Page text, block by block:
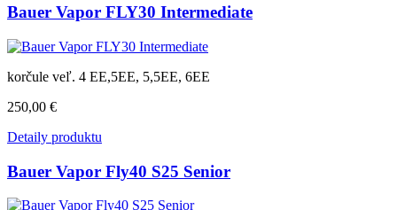
Bauer Vapor FLY30 Intermediate
korčule veľ. 4 EE,5EE, 5,5EE, 6EE
250,00 €
Detaily produktu
Bauer Vapor Fly40 S25 Senior